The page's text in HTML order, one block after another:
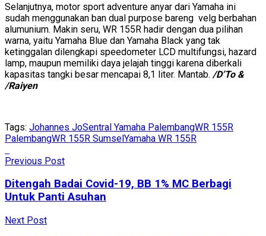
Selanjutnya, motor sport adventure anyar dari Yamaha ini
sudah menggunakan ban dual purpose bareng velg berbahan
alumunium. Makin seru, WR 155R hadir dengan dua pilihan
warna, yaitu Yamaha Blue dan Yamaha Black yang tak
ketinggalan dilengkapi speedometer LCD multifungsi, hazard
lamp, maupun memiliki daya jelajah tinggi karena diberkali
kapasitas tangki besar mencapai 8,1 liter. Mantab. /D’To &
/Raiyen
Tags: Johannes JoSentral Yamaha PalembangWR 155R
PalembangWR 155R SumselYamaha WR 155R
Previous Post
Ditengah Badai Covid-19, BB 1% MC Berbagi
Untuk Panti Asuhan
Next Post